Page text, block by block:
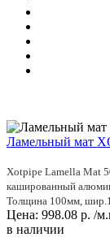
Ламельный мат
Xotpipe Lamella Mat
кашированный
Толщина 100мм,
Цена: 998.08 р. /
в наличии